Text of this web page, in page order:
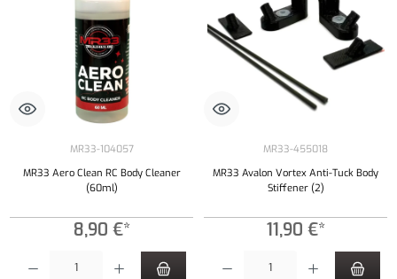
MR33-104057
MR33 Aero Clean RC Body Cleaner
(60ml)
8,90 €*
MR33-455018
MR33 Avalon Vortex Anti-Tuck Body
Stiffener (2)
11,90 €*